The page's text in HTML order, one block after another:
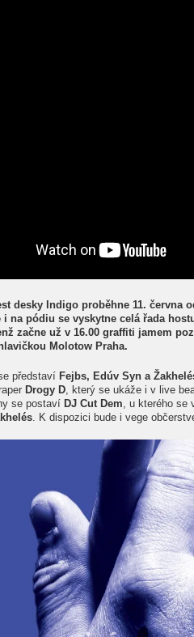
desky Indigo proběhne 11. června
i na pódiu se vyskytne celá řada
začne už v 16.00 graffiti jamem
Molotow Praha.
představí Fejbs, Edúv Syn a
Drogy D , který se ukáže i v live
se postaví DJ Cut Dem , u kterého se
. K dispozici bude i vege